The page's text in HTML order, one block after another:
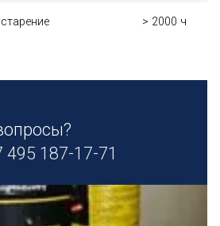
> 2000 ч
495 187-17-71